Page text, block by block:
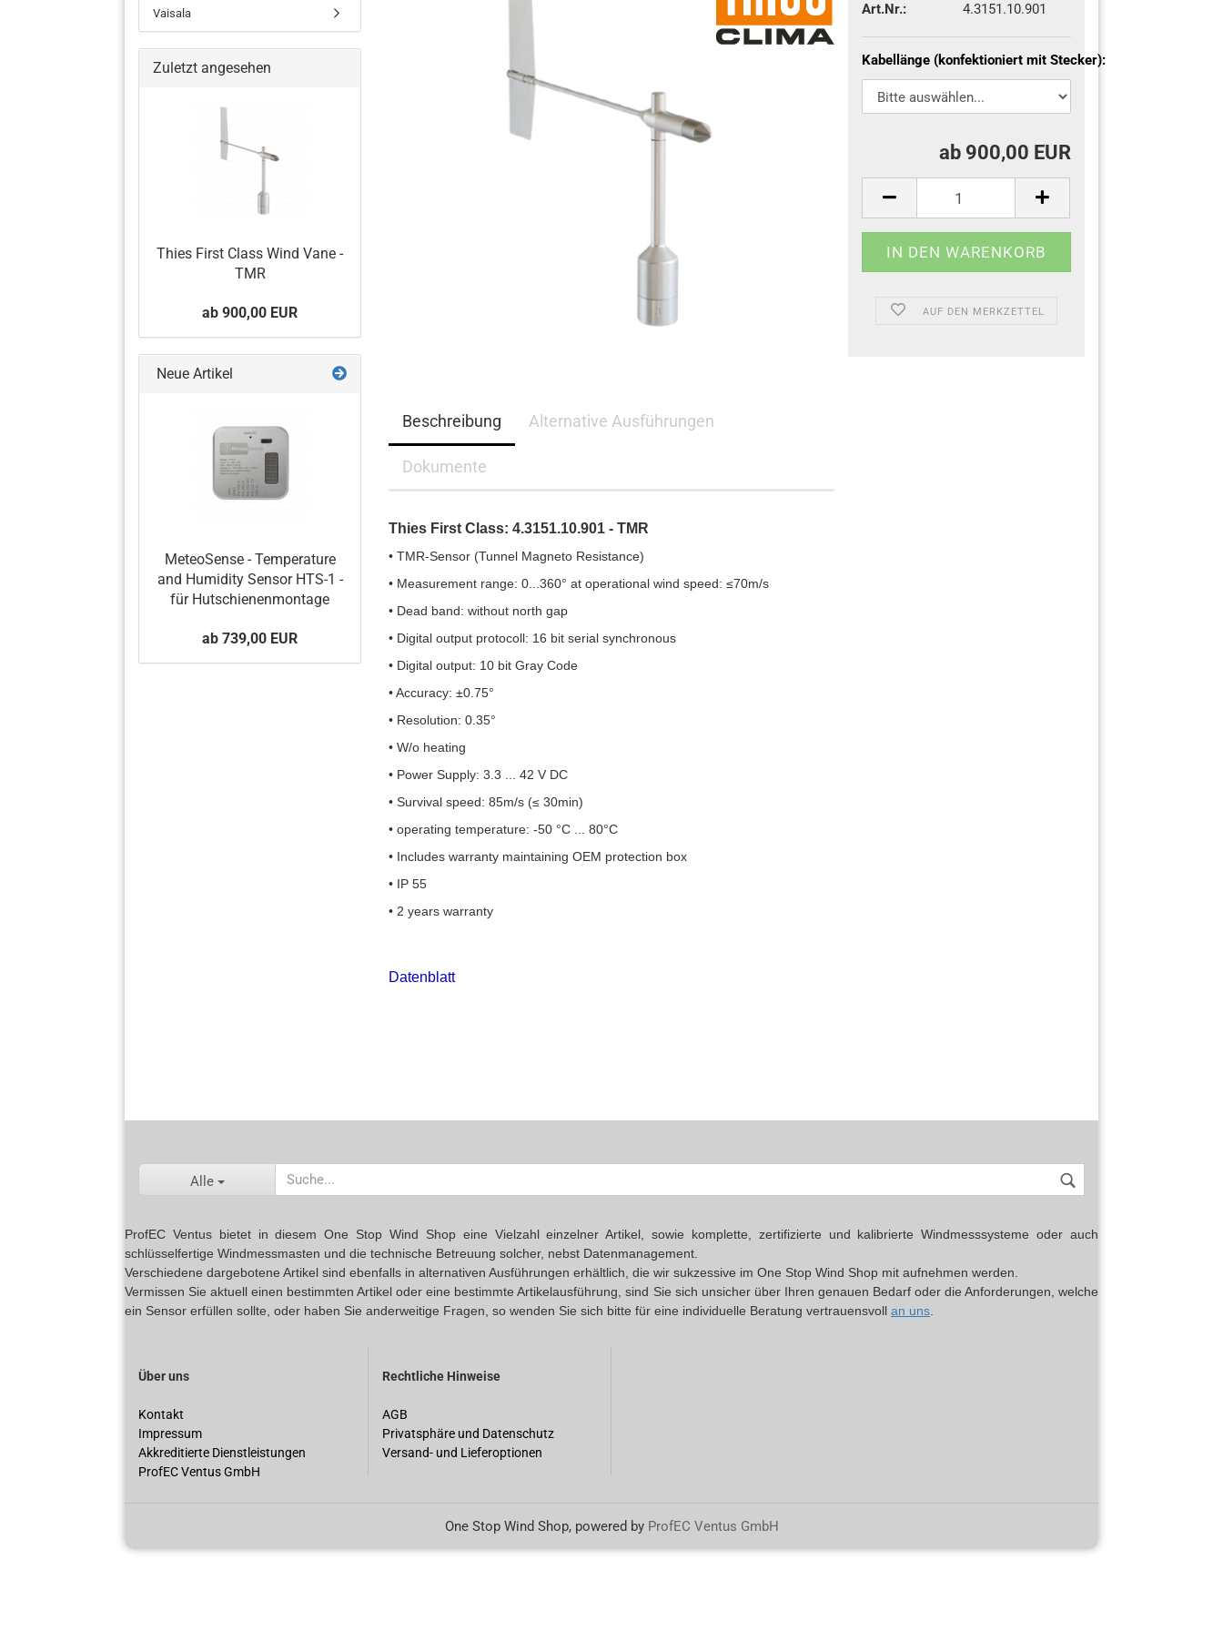
Feuchtigkeitssensoren
Niederschlagssensor
Art.Nr.: 4.3151.10.901
Kabellänge (konfektioniert mit Stecker):
ab 900,00 EUR
AUF DEN MERKZETTEL
Beschreibung Alternative Ausführungen
Dokumente
Thies First Class: 4.3151.10.901 - TMR
• TMR-Sensor (Tunnel Magneto Resistance)
• Measurement range: 0...360° at operational wind speed: ≤70m/s
• Dead band: without north gap
• Digital output protocoll: 16 bit serial synchronous
• Digital output: 10 bit Gray Code
• Accuracy: ±0.75°
• Resolution: 0.35°
• W/o heating
• Power Supply: 3.3 ... 42 V DC
• Survival speed: 85m/s (≤ 30min)
• operating temperature: -50 °C ... 80°C
• Includes warranty maintaining OEM protection box
• IP 55
• 2 years warranty
Datenblatt
Vaisala
Zuletzt angesehen
Thies First Class Wind Vane -
TMR
ab 900,00 EUR
Neue Artikel
MeteoSense - Temperature
and Humidity Sensor HTS-1 -
für Hutschienenmontage
ab 739,00 EUR
Alle
ProfEC Ventus bietet in diesem One Stop Wind Shop eine Vielzahl einzelner Artikel, sowie komplette, zertifizierte und kalibrierte Windmesssysteme oder auch
schlüsselfertige Windmessmasten und die technische Betreuung solcher, nebst Datenmanagement.
Verschiedene dargebotene Artikel sind ebenfalls in alternativen Ausführungen erhältlich, die wir sukzessive im One Stop Wind Shop mit aufnehmen werden.
Vermissen Sie aktuell einen bestimmten Artikel oder eine bestimmte Artikelausführung, sind Sie sich unsicher über Ihren genauen Bedarf oder die Anforderungen, welche
ein Sensor erfüllen sollte, oder haben Sie anderweitige Fragen, so wenden Sie sich bitte für eine individuelle Beratung vertrauensvoll an uns
Über uns
Kontakt
Impressum
Akkreditierte Dienstleistungen
ProfEC Ventus GmbH
Rechtliche Hinweise
AGB
Privatsphäre und Datenschutz
Versand- und Lieferoptionen
One Stop Wind Shop, powered by ProfEC Ventus GmbH